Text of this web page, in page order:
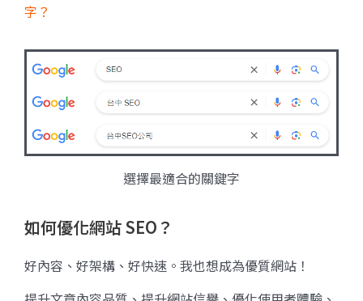
字？
選擇最適合的關鍵字
如何優化網站 SEO？
好內容、好架構、好快速。我也想成為優質網站！